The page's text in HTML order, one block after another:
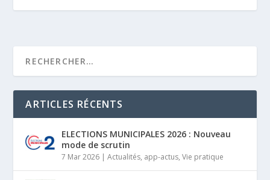
ARTICLES RÉCENTS
ELECTIONS MUNICIPALES 2026 : Nouveau
mode de scrutin
7 Mar 2026 |Actualités, app-actus,Vie pratique